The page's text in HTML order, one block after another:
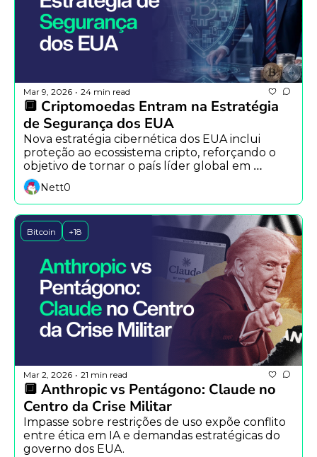
Mar 9, 2026 • 24 min read
🔲 Criptomoedas Entram na Estratégia
de Segurança dos EUA
Nova estratégia cibernética dos EUA inclui
proteção ao ecossistema cripto, reforçando o
objetivo de tornar o país líder global em
blockchain e ativos digitais.
Nett0
Bitcoin +18
Mar 2, 2026 • 21 min read
🔲 Anthropic vs Pentágono: Claude no
Centro da Crise Militar
Impasse sobre restrições de uso expõe conflito
entre ética em IA e demandas estratégicas do
governo dos EUA.